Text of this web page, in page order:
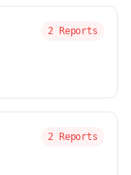
2 Reports
2 Reports